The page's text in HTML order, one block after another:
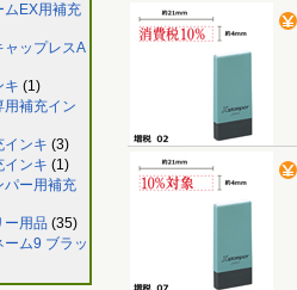
ムEX用補充
ャップレスA
キ (1)
用補充イン
インキ (3)
インキ (1)
パー用補充
ー用品 (35)
ム9 ブラッ